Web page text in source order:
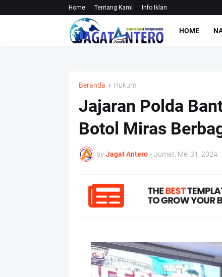
Home Tentang Kami Info Iklan
HOME
Beranda Hukum
Jajaran Polda
Botol Miras
by Jagat Antero - Jumat, Mei 31, 2024